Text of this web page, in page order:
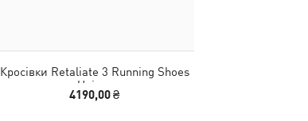
Кросівки Retaliate 3 Running Shoes
Unisex
4190,00 ₴